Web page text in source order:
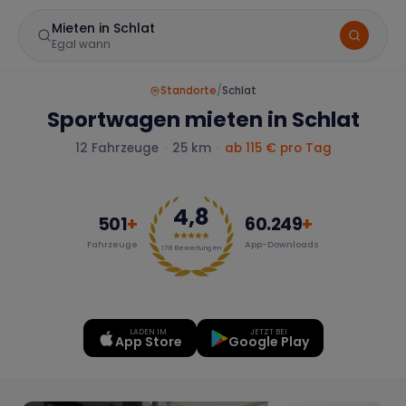
Mieten in Schlat
Egal wann
Marke
Mercedes BMW Audi
Standorte/Schlat
Sportwagen mieten in Schlat
12 Fahrzeuge 25 km ab 115€ pro Tag
501+
Fahrzeuge
4,8
178 Bewertungen
60.249+
App-Downloads
LADEN IM
App Store
JETZT BEI
Google Play